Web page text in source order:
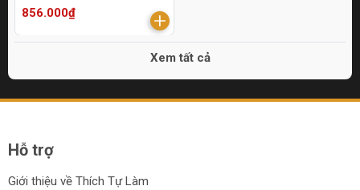
856.000₫
Xem tất cả
Hỗ trợ
Giới thiệu về Thích Tự Làm